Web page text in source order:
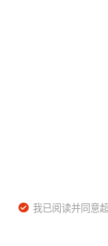
我已阅读并同意